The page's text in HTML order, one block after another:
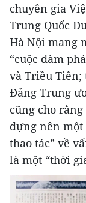
chuyên gia
Trung Quốc
Hà Nội mang
“cuộc đàm
và Triều Tiên;
Đảng Trung
cũng cho
dựng nên
thao tác” về
là một “thời